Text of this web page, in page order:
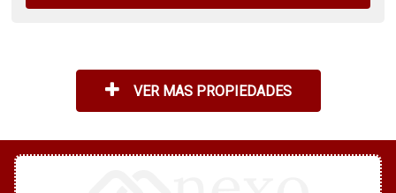
VER MAS PROPIEDADES